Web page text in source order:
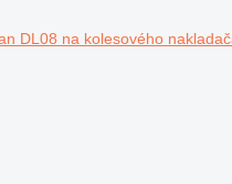
DL08 na kolesového